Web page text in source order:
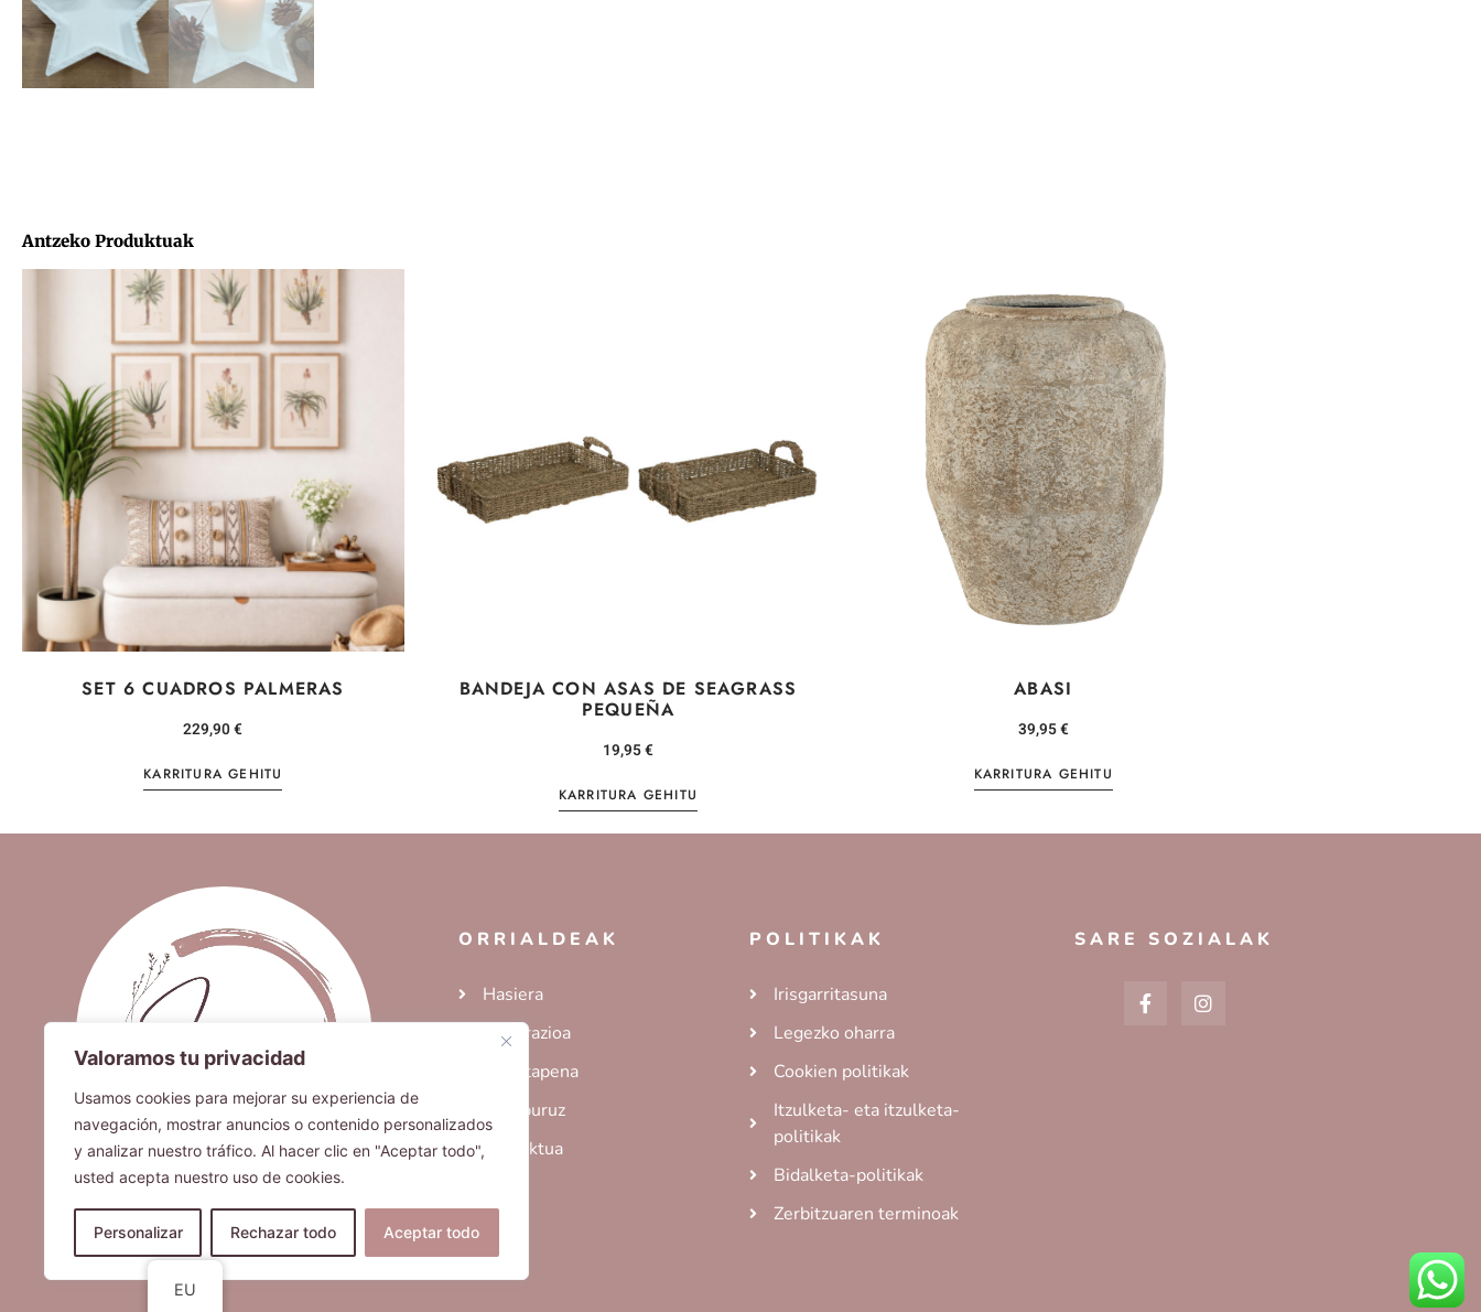
Valoramos tu privacidad
Usamos cookies para mejorar su experiencia de
navegación, mostrar anuncios o contenido personalizados
y analizar nuestro tráfico. Al hacer clic en "Aceptar todo",
usted acepta nuestro uso de cookies.
Personalizar Rechazar todo Aceptar todo
Antzeko Produktuak
SET 6 CUADROS PALMERAS
229,90€
KARRITURA GEHITU
BANDEJA CON ASAS DE SEAGRASS
PEQUEÑA
19,95€
KARRITURA GEHITU
ABASI
39,95€
KARRITURA GEHITU
ORRIALDEAK
Hasiera
Dekorazioa
Argiztapena
Guri buruz
Kontaktua
POLITIKAK
Irisgarritasuna
Legezko oharra
Cookien politikak
Itzulketa- eta itzulketa-
politikak
Bidalketa-politikak
Zerbitzuaren terminoak
SARE SOZIALAK
EU